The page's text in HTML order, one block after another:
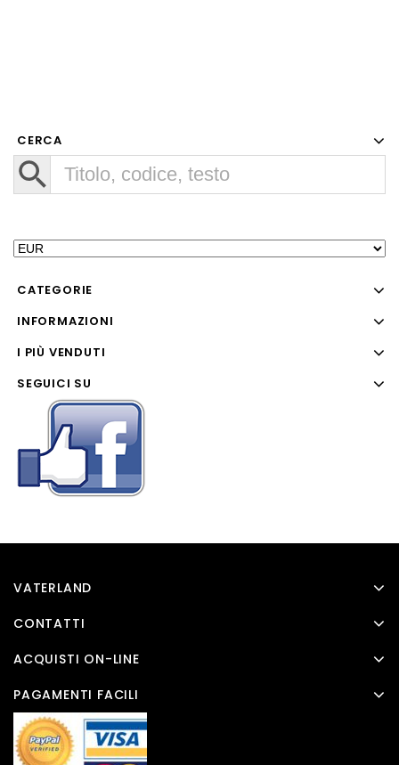
CERCA
CATEGORIE
INFORMAZIONI
I PIÙ VENDUTI
SEGUICI SU
VATERLAND
CONTATTI
ACQUISTI ON-LINE
PAGAMENTI FACILI